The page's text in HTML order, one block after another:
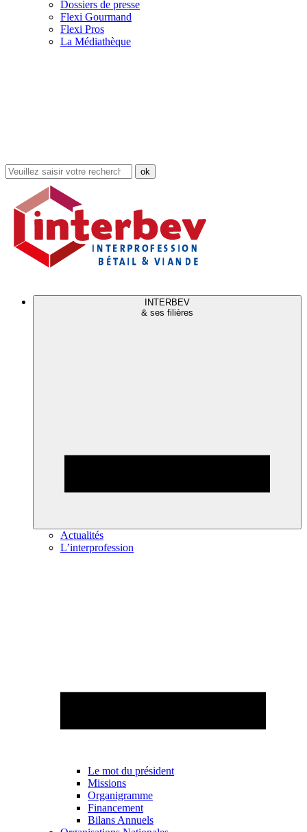
Dossiers de presse
Flexi Gourmand
Flexi Pros
La Médiathèque
Rechercher
dans
site
INTERBEV
& ses filières
Actualités
L’interprofession
Le mot du président
Missions
Organigramme
Financement
Bilans Annuels